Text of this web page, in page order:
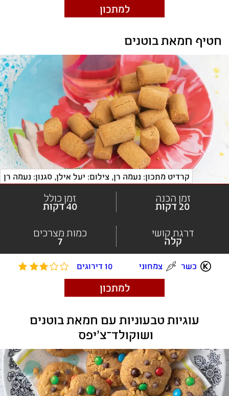
למתכון
חטיף חמאת בוטנים
כשר צמחוני 10 דירוגים
קרדיט מתכון: נעמה רן, צילום: יעל אילן, סגנון: נעמה רן
זמן הכנה
20 דקות
זמן כולל
40 דקות
דרגת קושי
קלה
כמות מצרכים
7
למתכון
ושוקולד־צ'יפס